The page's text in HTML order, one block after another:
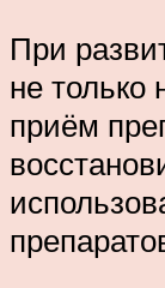
При
не только
приём